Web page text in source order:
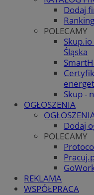
Dodaj
POLECAMY
Śląska
Skup -
OGŁOSZENIA
Dodaj
POLECAMY
REKLAMA
WSPÓŁPRACA